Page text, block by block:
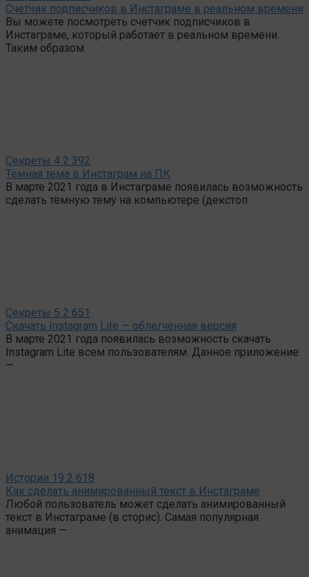
Счетчик подписчиков в Инстаграме в реальном времени
Вы можете посмотреть счетчик подписчиков в
Инстаграме, который работает в реальном времени.
Таким образом
Секреты 4 2 392
Тёмная тема в Инстаграм на ПК
В марте 2021 года в Инстаграме появилась возможность
сделать тёмную тему на компьютере (декстоп
Секреты 5 2 651
Скачать Instagram Lite — облегчённая версия
В марте 2021 года появилась возможность скачать
Instagram Lite всем пользователям. Данное приложение
—
Истории 19 2 618
Как сделать анимированный текст в Инстаграме
Любой пользователь может сделать анимированный
текст в Инстаграме (в сторис). Самая популярная
анимация —